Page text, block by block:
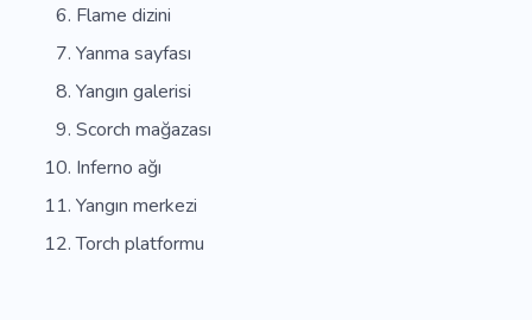
Flame dizini
Yanma sayfası
Yangın galerisi
Scorch mağazası
Inferno ağı
Yangın merkezi
Torch platformu